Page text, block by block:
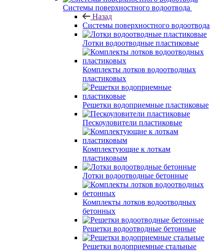
Системы поверхностного водоотвода
Назад
Системы поверхностного водоотвода
Лотки водоотводные пластиковые
Комплекты лотков водоотводных
пластиковых
Решетки водоприемные пластиковые
Пескоуловители пластиковые
Комплектующие к лоткам
пластиковым
Лотки водоотводные бетонные
Комплекты лотков водоотводных
бетонных
Решетки водоотводные бетонные
Решетки водоприемные стальные